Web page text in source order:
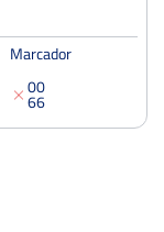
Marcador
0
6
0
6